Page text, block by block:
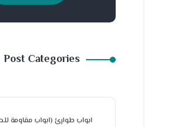
Post Categories
ابواب طوارئ (ابواب مقاومة